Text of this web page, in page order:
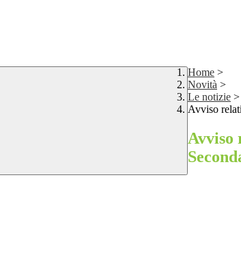
Home >
Novità >
Le notizie >
Avviso
Avviso